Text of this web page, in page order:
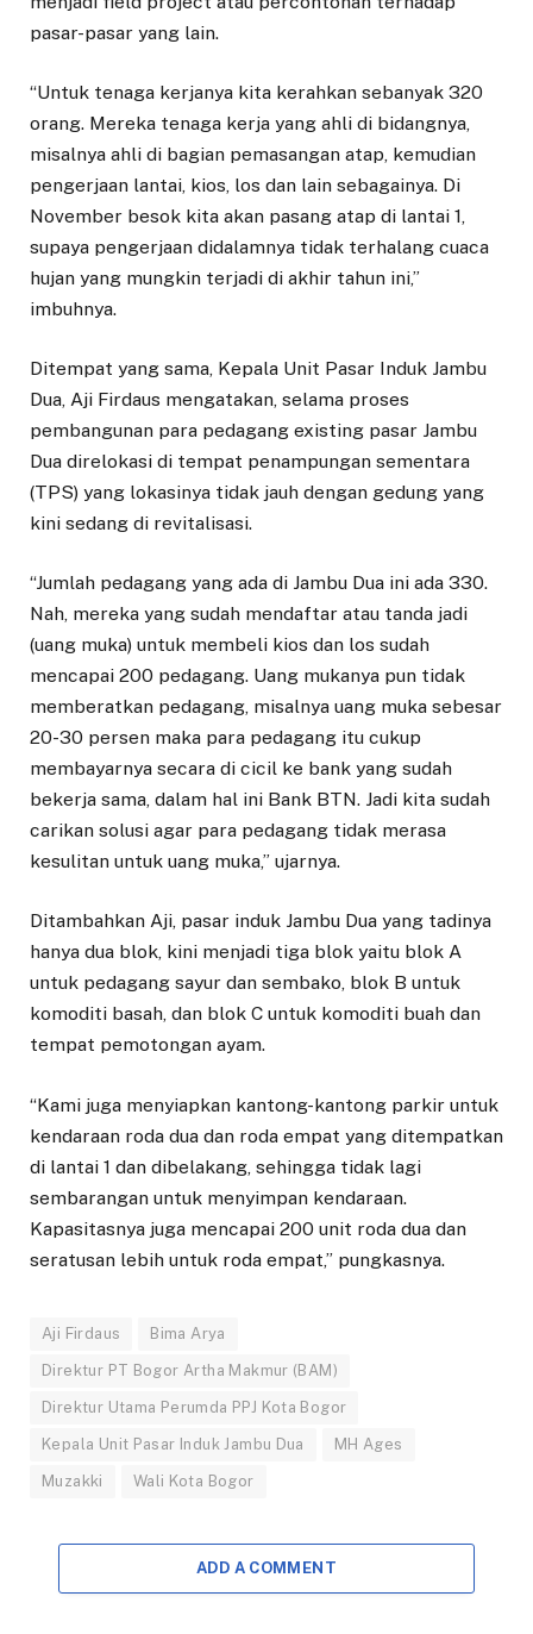
pasar-pasar yang lain.
“Untuk tenaga kerjanya kita kerahkan sebanyak 320
orang. Mereka tenaga kerja yang ahli di bidangnya,
misalnya ahli di bagian pemasangan atap, kemudian
pengerjaan lantai, kios, los dan lain sebagainya. Di
November besok kita akan pasang atap di lantai 1,
supaya pengerjaan didalamnya tidak terhalang cuaca
hujan yang mungkin terjadi di akhir tahun ini,”
imbuhnya.
Ditempat yang sama, Kepala Unit Pasar Induk Jambu
Dua, Aji Firdaus mengatakan, selama proses
pembangunan para pedagang existing pasar Jambu
Dua direlokasi di tempat penampungan sementara
(TPS) yang lokasinya tidak jauh dengan gedung yang
kini sedang di revitalisasi.
“Jumlah pedagang yang ada di Jambu Dua ini ada 330.
Nah, mereka yang sudah mendaftar atau tanda jadi
(uang muka) untuk membeli kios dan los sudah
mencapai 200 pedagang. Uang mukanya pun tidak
memberatkan pedagang, misalnya uang muka sebesar
20-30 persen maka para pedagang itu cukup
membayarnya secara di cicil ke bank yang sudah
bekerja sama, dalam hal ini Bank BTN. Jadi kita sudah
carikan solusi agar para pedagang tidak merasa
kesulitan untuk uang muka,” ujarnya.
Ditambahkan Aji, pasar induk Jambu Dua yang tadinya
hanya dua blok, kini menjadi tiga blok yaitu blok A
untuk pedagang sayur dan sembako, blok B untuk
komoditi basah, dan blok C untuk komoditi buah dan
tempat pemotongan ayam.
“Kami juga menyiapkan kantong-kantong parkir untuk
kendaraan roda dua dan roda empat yang ditempatkan
di lantai 1 dan dibelakang, sehingga tidak lagi
sembarangan untuk menyimpan kendaraan.
Kapasitasnya juga mencapai 200 unit roda dua dan
seratusan lebih untuk roda empat,” pungkasnya.
Aji Firdaus Bima Arya
Direktur PT Bogor Artha Makmur (BAM)
Direktur Utama Perumda PPJ Kota Bogor
Kepala Unit Pasar Induk Jambu Dua MH Ages
Muzakki Wali Kota Bogor
ADD A COMMENT